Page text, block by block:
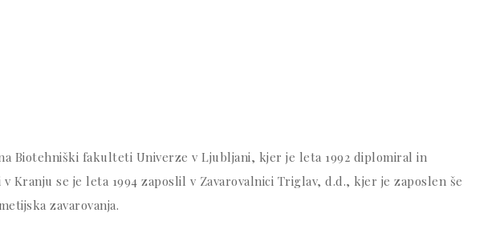
Biotehniški fakulteti Univerze v Ljubljani, kjer je leta 1992 diplomiral in
se je leta 1994 zaposlil v Zavarovalnici Triglav, d.d., kjer je zaposlen še
zavarovanja.